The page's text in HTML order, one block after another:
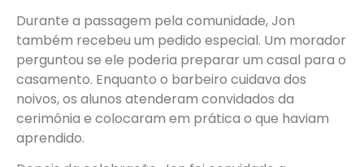
Durante a passagem pela comunidade, Jon
também recebeu um pedido especial. Um morador
perguntou se ele poderia preparar um casal para o
casamento. Enquanto o barbeiro cuidava dos
noivos, os alunos atenderam convidados da
cerimônia e colocaram em prática o que haviam
aprendido.